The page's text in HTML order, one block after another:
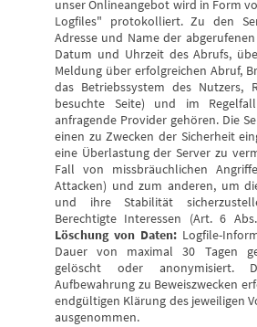
unser Onlineangebot wird in Form
Logfiles" protokolliert. Zu den
Adresse und Name der
Datum und Uhrzeit des Abrufs,
Meldung über erfolgreichen Abruf,
das Betriebssystem des Nutzers,
besuchte Seite) und im
anfragende Provider gehören. Die
einen zu Zwecken der Sicherheit
eine Überlastung der Server zu
Fall von missbräuchlichen
Attacken) und zum anderen, um
und ihre Stabilität
Berechtigte Interessen (Art. 6
Löschung von Daten:Logfile-
Dauer von maximal 30 Tagen
gelöscht oder anonymisiert.
Aufbewahrung zu Beweiszwecken
endgültigen Klärung des jeweiligen
ausgenommen.